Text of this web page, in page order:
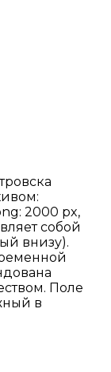
2000 px,
собой
внизу).
Поле
в